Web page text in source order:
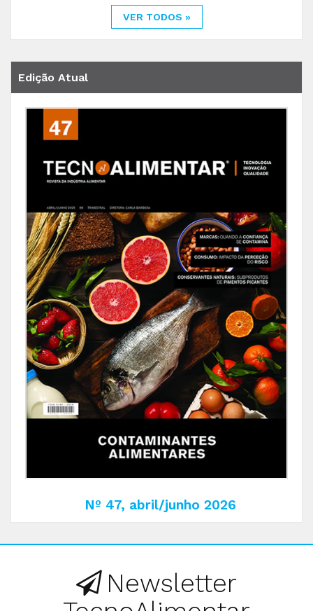
VER TODOS »
Edição Atual
Nº 47, abril/junho 2026
Newsletter